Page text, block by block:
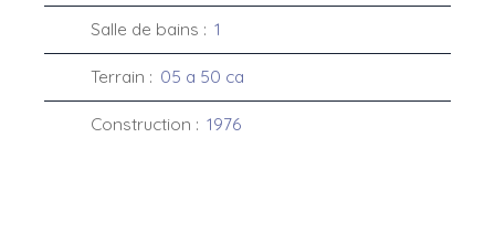
Salle de bains : 1
Terrain : 05 a 50 ca
Construction : 1976